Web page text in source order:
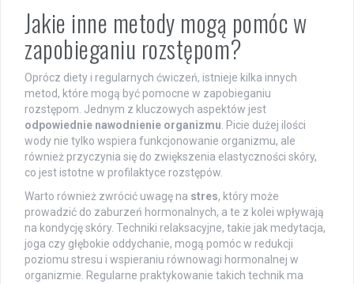
Jakie inne metody mogą pomóc w
zapobieganiu rozstępom?
Oprócz diety i regularnych ćwiczeń, istnieje kilka innych
metod, które mogą być pomocne w zapobieganiu
rozstępom. Jednym z kluczowych aspektów jest
odpowiednie nawodnienie organizmu. Picie dużej ilości
wody nie tylko wspiera funkcjonowanie organizmu, ale
również przyczynia się do zwiększenia elastyczności skóry,
co jest istotne w profilaktyce rozstępów.
Warto również zwrócić uwagę na stres, który może
prowadzić do zaburzeń hormonalnych, a te z kolei wpływają
na kondycję skóry. Techniki relaksacyjne, takie jak medytacja,
joga czy głębokie oddychanie, mogą pomóc w redukcji
poziomu stresu i wspieraniu równowagi hormonalnej w
organizmie. Regularne praktykowanie takich technik ma